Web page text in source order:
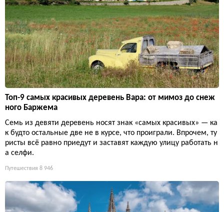
Топ-9 самых красивых деревень Вара: от мимоз до снеж
ного Баржема
Семь из девяти деревень носят знак «самых красивых» — ка
к будто остальные две не в курсе, что проиграли. Впрочем, ту
ристы всё равно приедут и заставят каждую улицу работать н
а селфи.
Путешествия 8 946